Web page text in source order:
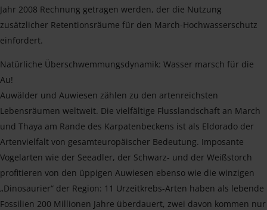
Jahr 2008 Rechnung getragen werden, der die Nutzung
zusätzlicher Retentionsräume für den March-Hochwasserschutz
einfordert.
Natürliche Überschwemmungsdynamik: Wasser marsch für die
Au!
Auwälder und Auwiesen zählen zu den artenreichsten
Lebensräumen weltweit. Die vielfältige Flusslandschaft an March
und Thaya am Rande des Karpatenbeckens ist als Eldorado der
Artenvielfalt von gesamteuropäischer Bedeutung. Imposante
Vogelarten wie der Seeadler, der Schwarz- und der Weißstorch
profitieren von den üppigen Auwiesen ebenso wie die winzigen
„Dinosaurier“ der Region: 11 Urzeitkrebs-Arten haben als lebende
Fossilien 200 Millionen Jahre überdauert, zwei davon kommen nur